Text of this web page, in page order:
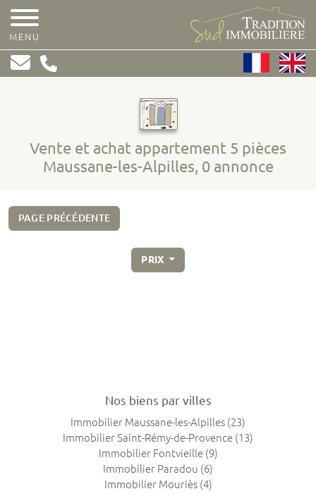
MENU
Vente et achat appartement 5 pièces
Maussane-les-Alpilles, 0 annonce
PAGE PRÉCÉDENTE
PRIX
Nos biens par villes
Immobilier Maussane-les-Alpilles (23)
Immobilier Saint-Rémy-de-Provence (13)
Immobilier Fontvieille(9)
Immobilier Paradou (6)
Immobilier Mouriès(4)